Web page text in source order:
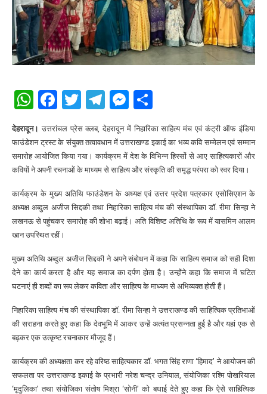
WhatsApp
Facebook
Twitter
Telegram
Messenger
देहरादून। उत्तरांचल प्रेस क्लब, देहरादून में निहारिका साहित्य मंच एवं कंट्री ऑफ इंडिया
फाउंडेशन ट्रस्ट के संयुक्त तत्वावधान में उत्तराखण्ड इकाई का भव्य कवि सम्मेलन एवं सम्मान
समारोह आयोजित किया गया। कार्यक्रम में देश के विभिन्न हिस्सों से आए साहित्यकारों और
कवियों ने अपनी रचनाओं के माध्यम से साहित्य और संस्कृति की समृद्ध परंपरा को स्वर दिया।
कार्यक्रम के मुख्य अतिथि फाउंडेशन के अध्यक्ष एवं उत्तर प्रदेश पत्रकार एसोसिएशन के
अध्यक्ष अब्दुल अजीज सिद्दकी तथा निहारिका साहित्य मंच की संस्थापिका डॉ. रीमा सिन्हा ने
लखनऊ से पहुंचकर समारोह की शोभा बढ़ाई। अति विशिष्ट अतिथि के रूप में यासमिन आलम
खान उपस्थित रहीं।
मुख्य अतिथि अब्दुल अजीज सिद्दकी ने अपने संबोधन में कहा कि साहित्य समाज को सही दिशा
देने का कार्य करता है और यह समाज का दर्पण होता है। उन्होंने कहा कि समाज में घटित
घटनाएं ही शब्दों का रूप लेकर कविता और साहित्य के माध्यम से अभिव्यक्त होती हैं।
निहारिका साहित्य मंच की संस्थापिका डॉ. रीमा सिन्हा ने उत्तराखण्ड की साहित्यिक प्रतिभाओं
की सराहना करते हुए कहा कि देवभूमि में आकर उन्हें अत्यंत प्रसन्नता हुई है और यहां एक से
बढ़कर एक उत्कृष्ट रचनाकार मौजूद हैं।
कार्यक्रम की अध्यक्षता कर रहे वरिष्ठ साहित्यकार डॉ. भगत सिंह राणा ‘हिमाद’ ने आयोजन की
सफलता पर उत्तराखण्ड इकाई के प्रभारी नरेश चन्द्र उनियाल, संयोजिका रश्मि पोखरियाल
‘मृदुलिका’ तथा संयोजिका संतोष मिश्रा ‘सोनी’ को बधाई देते हुए कहा कि ऐसे साहित्यिक